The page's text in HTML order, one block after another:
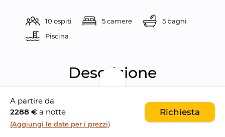
10 ospiti 5 camere
5 bagni
Piscina
Descrizione
Tirtha Bayu Villa II è una
spettacolare villa di
lusso con cinque camere da letto
, situata
sulle scogliere della spiaggia di Cemagi
A partire da
2288 € a notte
(Aggiungi le date per i prezzi)
Richiesta